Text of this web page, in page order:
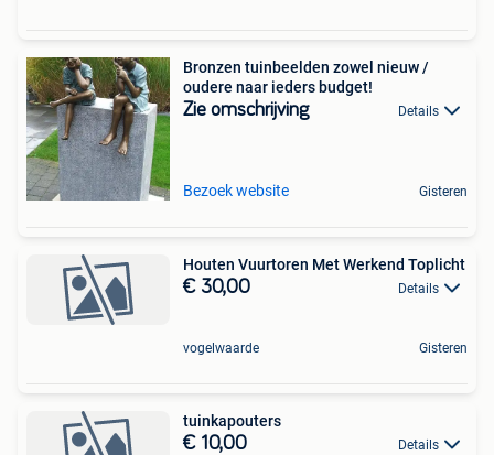
Bronzen tuinbeelden zowel nieuw /
oudere naar ieders budget!
Zie omschrijving Details
Bezoek website Gisteren
Houten Vuurtoren Met Werkend Toplicht
€ 30,00 Details
vogelwaarde Gisteren
tuinkapouters
€ 10,00 Details